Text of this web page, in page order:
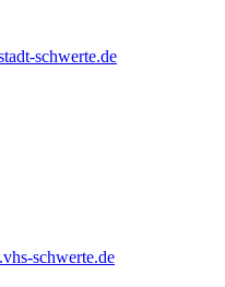
schwerte.de
schwerte.de